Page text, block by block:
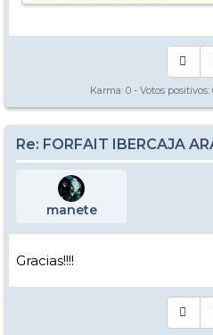
Karma: 0 - Votos positivos:
Re: FORFAIT IBERCAJA
manete
Gracias!!!!